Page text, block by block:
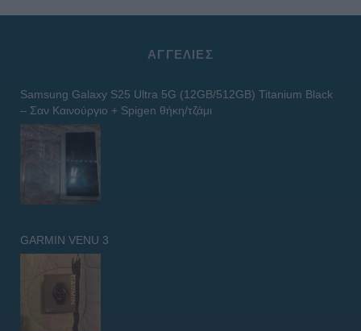
ΑΓΓΕΛΊΕΣ
Samsung Galaxy S25 Ultra 5G (12GB/512GB) Titanium Black
– Σαν Καινούργιο + Spigen θήκη/τζάμι
GARMIN VENU 3